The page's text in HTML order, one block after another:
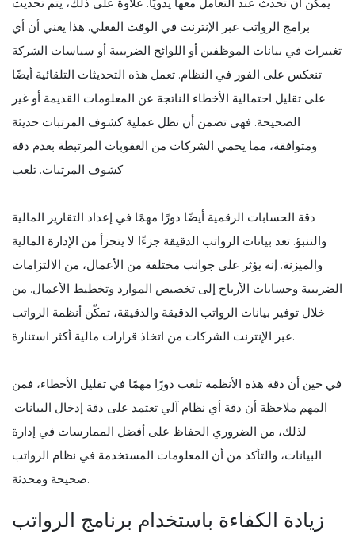
برامج الرواتب عبر الإنترنت في الوقت الفعلي. هذا يعني أن أي
تغييرات في بيانات الموظفين أو اللوائح الضريبية أو سياسات الشركة
تنعكس على الفور في النظام. تعمل هذه التحديثات التلقائية أيضًا
على تقليل احتمالية الأخطاء الناتجة عن المعلومات القديمة أو غير
الصحيحة. فهي تضمن أن تظل عملية كشوف المرتبات حديثة
ومتوافقة، مما يحمي الشركات من العقوبات المرتبطة بعدم دقة
كشوف المرتبات. تلعب
دقة الحسابات الرقمية أيضًا دورًا مهمًا في إعداد التقارير المالية
والتنبؤ. تعد بيانات الرواتب الدقيقة جزءًا لا يتجزأ من الإدارة المالية
والميزنة. إنه يؤثر على جوانب مختلفة من الأعمال، من الالتزامات
الضريبية وحسابات الأرباح إلى تخصيص الموارد وتخطيط الأعمال. من
خلال توفير بيانات الرواتب الدقيقة والدقيقة، تمكّن أنظمة الرواتب
عبر الإنترنت الشركات من اتخاذ قرارات مالية أكثر استنارة.
في حين أن دقة هذه الأنظمة تلعب دورًا مهمًا في تقليل الأخطاء، فمن
المهم ملاحظة أن دقة أي نظام آلي تعتمد على دقة إدخال البيانات.
لذلك، من الضروري الحفاظ على أفضل الممارسات في إدارة
البيانات، والتأكد من أن المعلومات المستخدمة في نظام الرواتب
صحيحة ومحدثة.
زيادة الكفاءة باستخدام برنامج الرواتب